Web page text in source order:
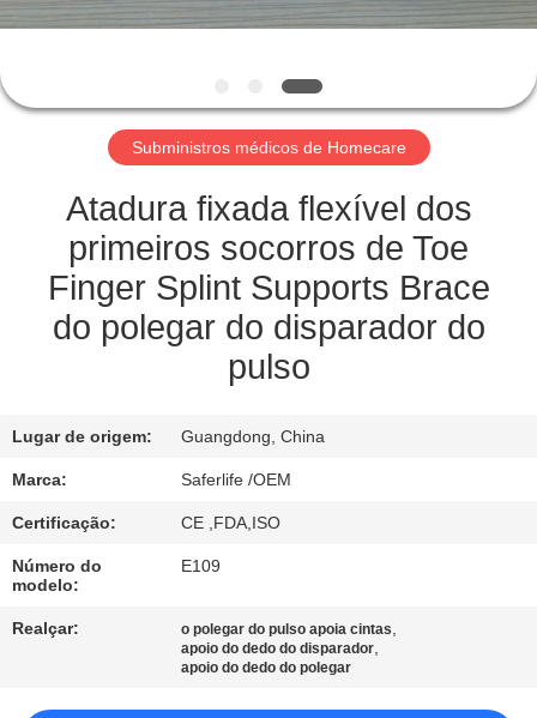
DE
QUALIDADE
CONTACTE-
NOS
NOTÍCIAS
SOLICITE UM
ORÇAMENTO
MAPA
DO
Subministros médicos de Homecare
Atadura fixada flexível dos
primeiros socorros de Toe
Finger Splint Supports Brace
do polegar do disparador do
pulso
Lugar de origem: Guangdong, China
Marca: Saferlife /OEM
Certificação: CE ,FDA,ISO
Número do
modelo:
E109
Realçar: o polegar do pulso apoia cintas,
apoio do dedo do disparador,
apoio do dedo do polegar